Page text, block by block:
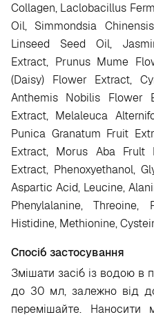
Collagen, Laclobacillus
Oil, Simmondsia
Linseed Seed Oil,
Extract, Prunus Mume
(Daisy) Flower Extract,
Anthemis Nobilis Flower
Extract, Melaleuca
Punica Granatum Fruit
Extract, Morus Aba Frult
Extract, Phenoxyethanol,
Aspartic Acid, Leucine,
Phenylalanine, Threoine,
Histidine, Methionine,
Спосіб застосування
Змішати засіб із водою в
до 30 мл, залежно від
перемішайте. Наносити